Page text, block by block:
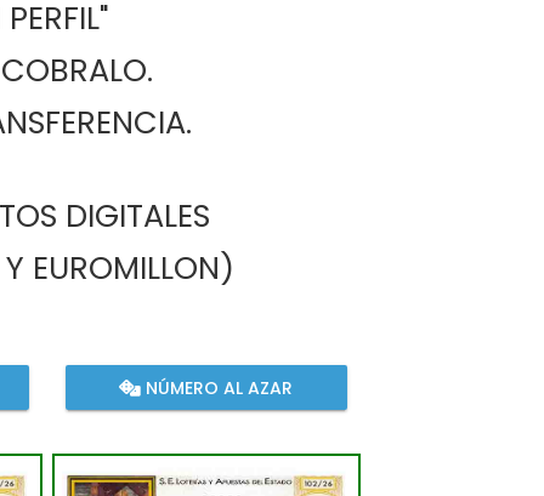
COBRALO.
DIGITALES
EUROMILLON)
NÚMERO AL AZAR